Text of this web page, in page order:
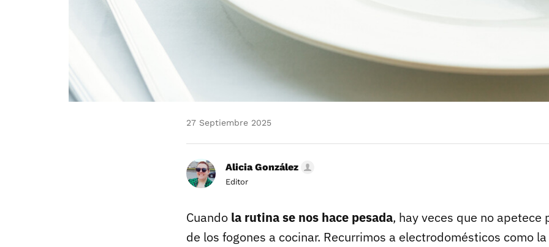
27 Septiembre 2025
Alicia González
Editor
Cuando la rutina se nos hace pesada, hay veces que no apetece
de los fogones a cocinar. Recurrimos a electrodomésticos como la